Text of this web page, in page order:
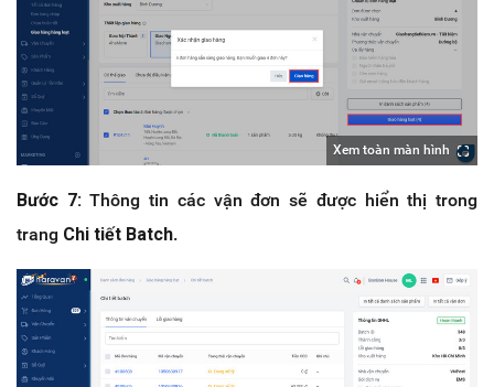
Xem toàn màn hình
Bước 7:Thông tin các vận đơn sẽ được hiển thị trong
trang Chi tiết Batch.